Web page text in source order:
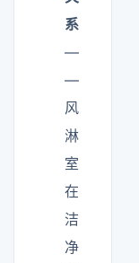
系
—
—
风
淋
室
在
洁
净